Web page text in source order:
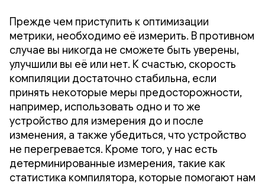
Прежде чем приступить к оптимизации
метрики, необходимо её измерить. В противном
случае вы никогда не сможете быть уверены,
улучшили вы её или нет. К счастью, скорость
компиляции достаточно стабильна, если
принять некоторые меры предосторожности,
например, использовать одно и то же
устройство для измерения до и после
изменения, а также убедиться, что устройство
не перегревается. Кроме того, у нас есть
детерминированные измерения, такие как
статистика компилятора, которые помогают нам